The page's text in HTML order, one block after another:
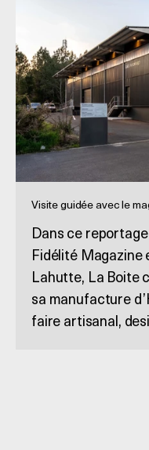
Visite guidée avec le
Dans ce
Fidélité Magazine
Lahutte, La Boite
sa manufacture
faire artisanal,